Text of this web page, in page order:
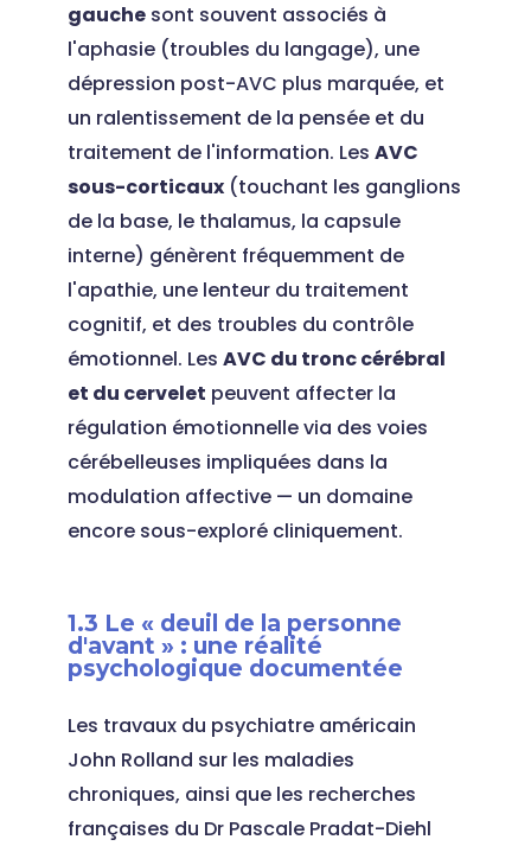
gauchesont souvent associés à
l'aphasie (troubles du langage), une
dépression post-AVC plus marquée, et
un ralentissement de la pensée et du
traitement de l'information. Les AVC
sous-corticaux(touchant les ganglions
de la base, le thalamus, la capsule
interne) génèrent fréquemment de
l'apathie, une lenteur du traitement
cognitif, et des troubles du contrôle
émotionnel. Les AVC du tronc cérébral
et du cervelet peuvent affecter la
régulation émotionnelle via des voies
cérébelleuses impliquées dans la
modulation affective — un domaine
encore sous-exploré cliniquement.
1.3 Le « deuil de la personne
d'avant » : une réalité
psychologique documentée
Les travaux du psychiatre américain
John Rolland sur les maladies
chroniques, ainsi que les recherches
françaises du Dr Pascale Pradat-Diehl